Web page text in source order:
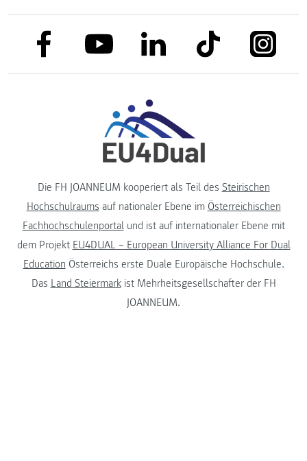
link to facebooklink to youtubelink to linkedinlink to tiktok
Die FH JOANNEUM kooperiert als Teil des Steirischen
Hochschulraums auf nationaler Ebene im Österreichischen
Fachhochschulenportalund ist auf internationaler Ebene mit
dem Projekt EU4DUAL – European University Alliance For Dual
Education Österreichs erste Duale Europäische Hochschule.
Das Land Steiermarkist Mehrheitsgesellschafter der FH
JOANNEUM.